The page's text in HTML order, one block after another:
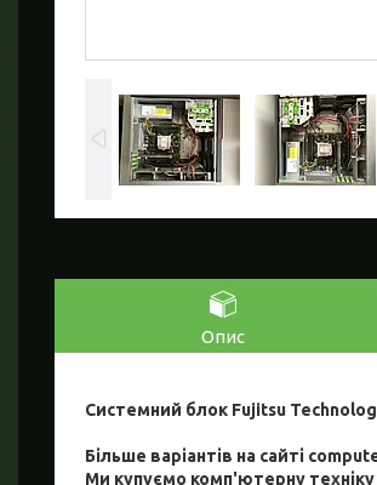
Опис
Системний блок Fujitsu
Більше варіантів на сайті
Ми купуємо комп'ютерну